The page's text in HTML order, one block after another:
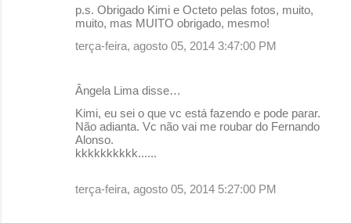
p.s. Obrigado Kimi e Octeto pelas fotos, muito,
muito, mas MUITO obrigado, mesmo!
terça-feira, agosto 05, 2014 3:47:00 PM
Ângela Lima disse…
Kimi, eu sei o que vc está fazendo e pode parar.
Não adianta. Vc não vai me roubar do Fernando
Alonso.
kkkkkkkkkk......
terça-feira, agosto 05, 2014 5:27:00 PM